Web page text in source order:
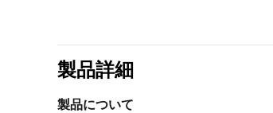
製品詳細
製品について